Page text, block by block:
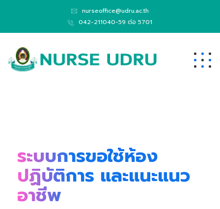
nurseoffice@udru.ac.th
042-211040-59 ต่อ 5701
ระบบการขอใช้ห้อง
ปฏิบัติการ และแนะแนว
อาชีพ